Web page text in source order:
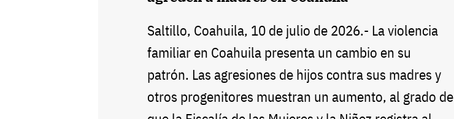
Saltillo, Coahuila, 10 de julio de 2026.- La violencia
familiar en Coahuila presenta un cambio en su
patrón. Las agresiones de hijos contra sus madres y
otros progenitores muestran un aumento, al grado de